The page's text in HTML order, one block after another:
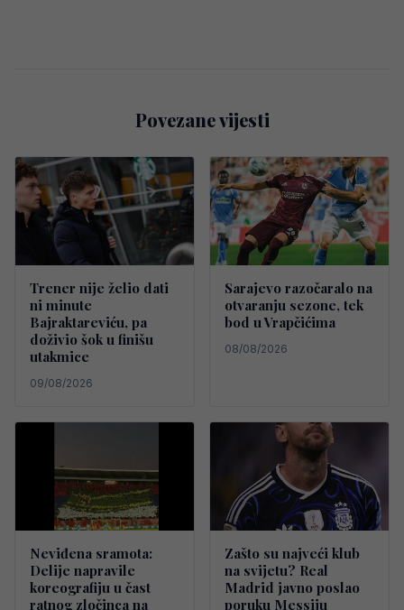
Povezane vijesti
Trener nije želio dati
ni minute
Bajraktareviću, pa
doživio šok u finišu
utakmice
09/08/2026
Sarajevo razočaralo na
otvaranju sezone, tek
bod u Vrapčićima
08/08/2026
Neviđena sramota:
Delije napravile
koreografiju u čast
ratnog zločinca na
Zašto su najveći klub
na svijetu? Real
Madrid javno poslao
poruku Messiju